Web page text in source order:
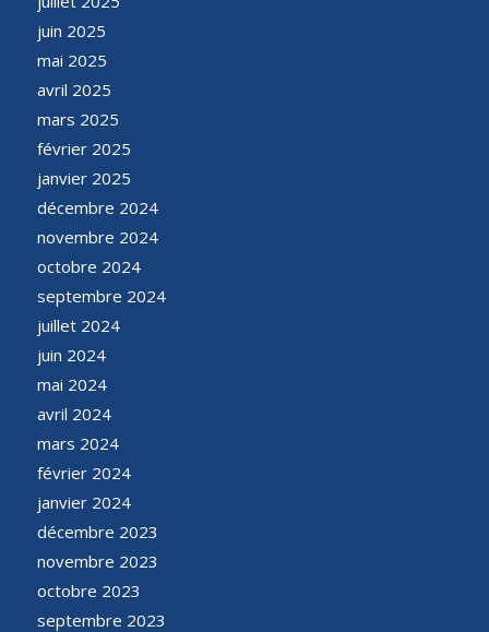
juin 2025
mai 2025
avril 2025
mars 2025
février 2025
janvier 2025
décembre 2024
novembre 2024
octobre 2024
septembre 2024
juillet 2024
juin 2024
mai 2024
avril 2024
mars 2024
février 2024
janvier 2024
décembre 2023
novembre 2023
octobre 2023
septembre 2023